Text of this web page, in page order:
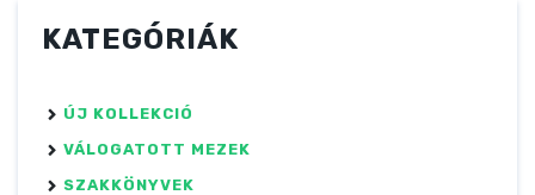
KATEGÓRIÁK
ÚJ KOLLEKCIÓ
VÁLOGATOTT MEZEK
SZAKKÖNYVEK